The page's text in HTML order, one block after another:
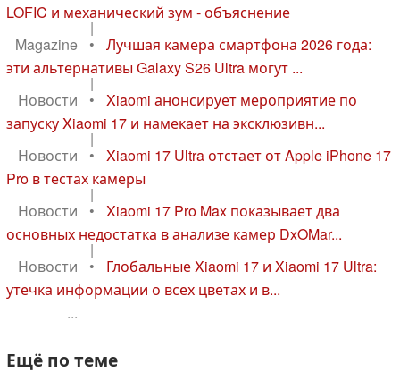
LOFIC и механический зум - объяснение
|
Magazine
•
Лучшая камера смартфона 2026 года:
эти альтернативы Galaxy S26 Ultra могут ...
|
Новости
•
Xiaomi анонсирует мероприятие по
запуску Xiaomi 17 и намекает на эксклюзивн...
|
Новости
•
Xiaomi 17 Ultra отстает от Apple iPhone 17
Pro в тестах камеры
|
Новости
•
Xiaomi 17 Pro Max показывает два
основных недостатка в анализе камер DxOMar...
|
Новости
•
Глобальные Xiaomi 17 и Xiaomi 17 Ultra:
утечка информации о всех цветах и в...
...
Ещё по теме